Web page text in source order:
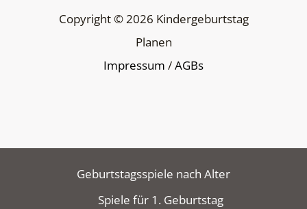
Copyright © 2026 Kindergeburtstag
Planen
Impressum /AGBs
Geburtstagsspiele nach Alter
Spiele für 1. Geburtstag